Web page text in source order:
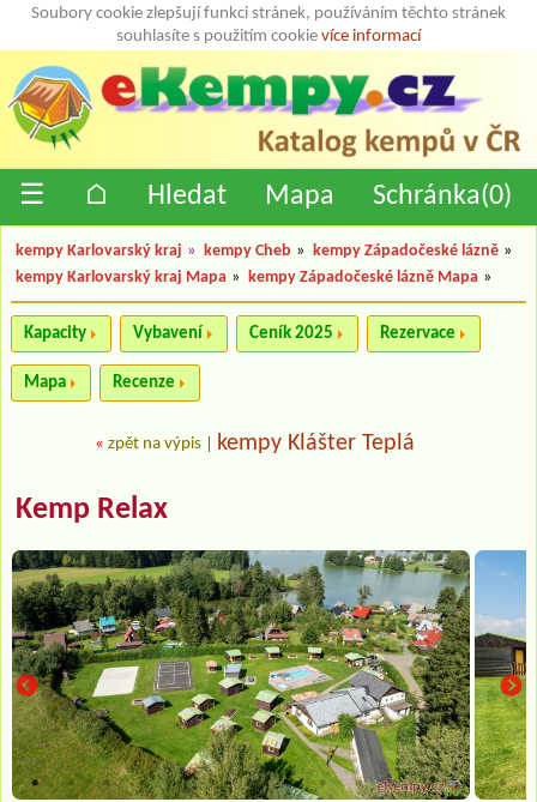
Soubory cookie zlepšují funkci stránek, používáním těchto stránek
souhlasíte s použitím cookie více informací
☰ ⌂ Hledat Mapa Schránka(0)
kempy Karlovarský kraj » kempy Cheb » kempy Západočeské lázně »
kempy Karlovarský kraj Mapa » kempy Západočeské lázně Mapa »
Kapacity Vybavení Ceník 2025 Rezervace
Mapa Recenze
« zpět na výpis kempy Klášter Teplá
Kemp Relax